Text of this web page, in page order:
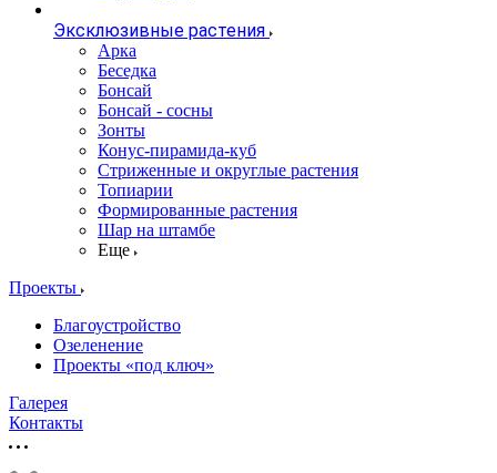
Эксклюзивные растения
Арка
Беседка
Бонсай
Бонсай - сосны
Зонты
Конус-пирамида-куб
Стриженные и округлые растения
Топиарии
Формированные растения
Шар на штамбе
Еще
Проекты
Благоустройство
Озеленение
Проекты «под ключ»
Галерея
Контакты